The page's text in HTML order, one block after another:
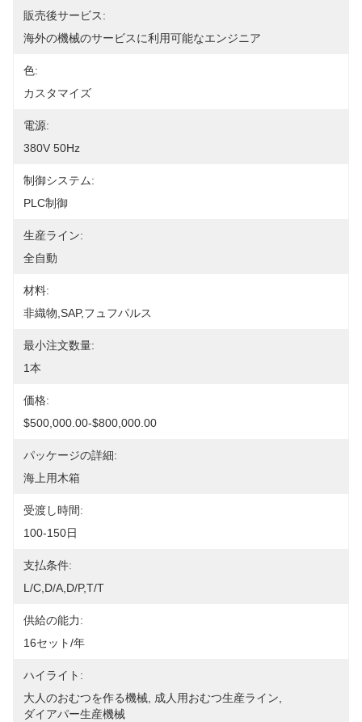
販売後サービス:
海外の機械のサービスに利用可能なエンジニア
色:
カスタマイズ
電源:
380V 50Hz
制御システム:
PLC制御
生産ライン:
全自動
材料:
非織物,SAP,フュフパルス
最小注文数量:
1本
価格:
$500,000.00-$800,000.00
パッケージの詳細:
海上用木箱
受渡し時間:
100-150日
支払条件:
L/C,D/A,D/P,T/T
供給の能力:
16セット/年
ハイライト:
大人のおむつを作る機械 成人用おむつ生産ライン
ダイアパー生産機械